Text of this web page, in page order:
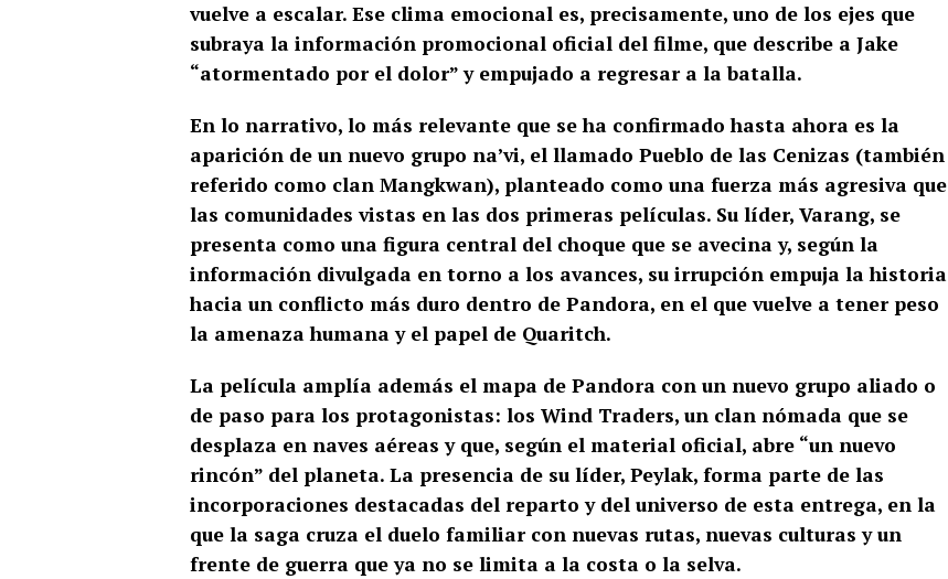
vuelve a escalar. Ese clima emocional es, precisamente, uno de los ejes que
subraya la información promocional oficial del filme, que describe a Jake
“atormentado por el dolor” y empujado a regresar a la batalla.
En lo narrativo, lo más relevante que se ha confirmado hasta ahora es la
aparición de un nuevo grupo na’vi, el llamado Pueblo de las Cenizas (también
referido como clan Mangkwan), planteado como una fuerza más agresiva que
las comunidades vistas en las dos primeras películas. Su líder, Varang, se
presenta como una figura central del choque que se avecina y, según la
información divulgada en torno a los avances, su irrupción empuja la historia
hacia un conflicto más duro dentro de Pandora, en el que vuelve a tener peso
la amenaza humana y el papel de Quaritch.
La película amplía además el mapa de Pandora con un nuevo grupo aliado o
de paso para los protagonistas: los Wind Traders, un clan nómada que se
desplaza en naves aéreas y que, según el material oficial, abre “un nuevo
rincón” del planeta. La presencia de su líder, Peylak, forma parte de las
incorporaciones destacadas del reparto y del universo de esta entrega, en la
que la saga cruza el duelo familiar con nuevas rutas, nuevas culturas y un
frente de guerra que ya no se limita a la costa o la selva.